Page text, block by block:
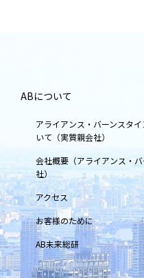
ABについて
アライアンス・バーンスタ
いて（実質親会社）
会社概要（アライアンス・
社）
アクセス
お客様のために
AB未来総研